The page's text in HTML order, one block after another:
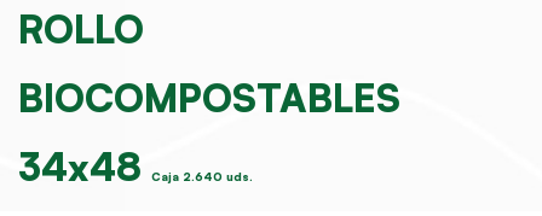
ROLLO
BIOCOMPOSTABLES
34x48
Caja 2.640 uds.